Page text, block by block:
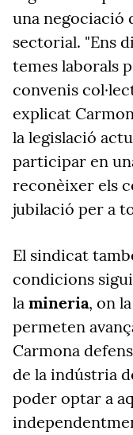
una negociació
sectorial. "Ens
temes laborals
convenis
explicat
la legislació
participar en
reconèixer els
jubilació per a
El sindicat
condicions
la mineria, on
permeten
Carmona
de la indústria
poder optar a